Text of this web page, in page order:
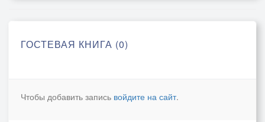
ГОСТЕВАЯ КНИГА (0)
Чтобы добавить запись войдите на сайт.